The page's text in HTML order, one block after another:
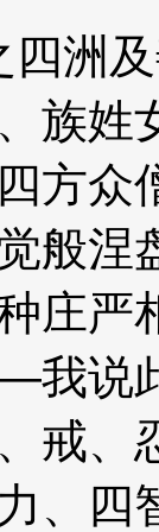
洲
族姓
方众
般涅
严
说
戒、
、四